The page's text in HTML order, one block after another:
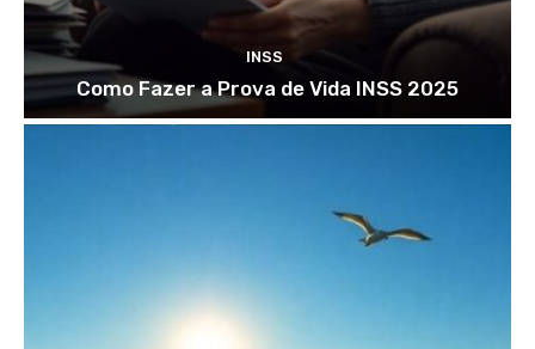
INSS
Como Fazer a Prova de Vida INSS 2025